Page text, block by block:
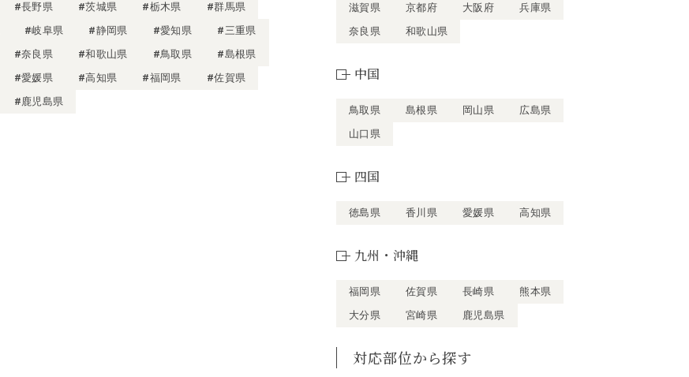
#長野県 #茨城県 #栃木県
#群馬県
#岐阜県 #静岡県 #愛知県
#三重県
#奈良県 #和歌山県 #鳥取県
#島根県
#愛媛県 #高知県 #福岡県
#佐賀県
#鹿児島県
滋賀県 京都府 大阪府
兵庫県
奈良県
和歌山県
中国
鳥取県 島根県 岡山県
広島県
山口県
四国
徳島県 香川県 愛媛県 高知県
九州・沖縄
福岡県 佐賀県 長崎県
熊本県
大分県
宮崎県 鹿児島県
対応部位から探す